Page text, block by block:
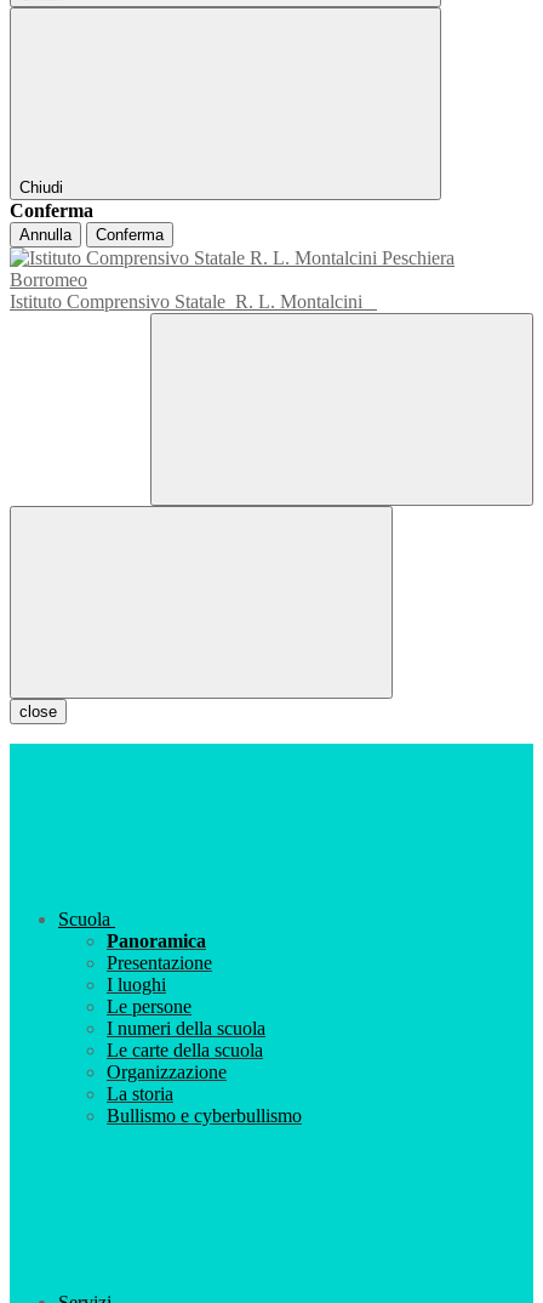
Chiudi
Conferma
Annulla Conferma
Istituto Comprensivo Statale R. L. Montalcini
close
Scuola
Panoramica
Presentazione
I luoghi
Le persone
I numeri della scuola
Le carte della scuola
Organizzazione
La storia
Bullismo e cyberbullismo